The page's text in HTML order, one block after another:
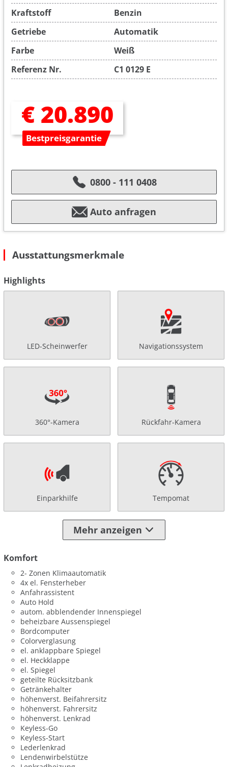
Kraftstoff
Benzin
Getriebe
Automatik
Farbe
Weiß
Referenz Nr.
C1 0129 E
€ 20.890
Bestpreisgarantie
0800 - 111 0408
Auto anfragen
Ausstattungsmerkmale
Highlights
LED-Scheinwerfer Navigationssystem
360°-Kamera Rückfahr-Kamera
Einparkhilfe Tempomat
Mehr anzeigen
Komfort
2- Zonen Klimaautomatik
4x el. Fensterheber
Anfahrassistent
Auto Hold
autom. abblendender Innenspiegel
beheizbare Aussenspiegel
Bordcomputer
Colorverglasung
el. anklappbare Spiegel
el. Heckklappe
el. Spiegel
geteilte Rücksitzbank
Getränkehalter
höhenverst. Beifahrersitz
höhenverst. Fahrersitz
höhenverst. Lenkrad
Keyless-Go
Keyless-Start
Lederlenkrad
Lendenwirbelstütze